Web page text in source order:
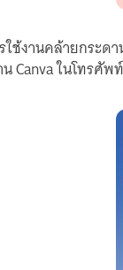
ใช้งานคล้ายกระ
Canva ในโทรศั